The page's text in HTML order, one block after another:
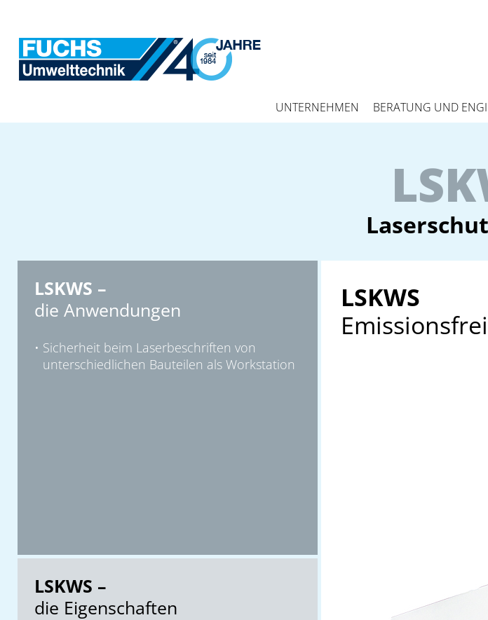
UNTERNEHMEN BERATUNG UND
LSKWS –
die Anwendungen
Sicherheit beim Laserbeschriften von
unterschiedlichen Bauteilen als Workstation
LSKWS
LSKWS –
die Eigenschaften